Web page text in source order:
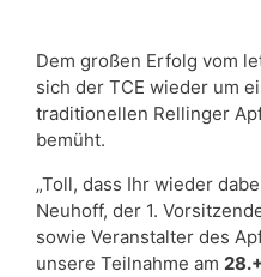
Dem großen Erfolg vom
sich der TCE wieder um
traditionellen Rellinger
bemüht.
„Toll, dass Ihr wieder
Neuhoff, der 1.
sowie Veranstalter des
unsere Teilnahme am